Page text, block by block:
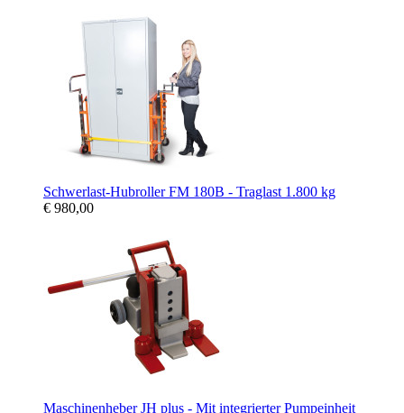
Schwerlast-Hubroller FM 180B - Traglast 1.800 kg
€ 980,00
Maschinenheber JH plus - Mit integrierter Pumpeinheit